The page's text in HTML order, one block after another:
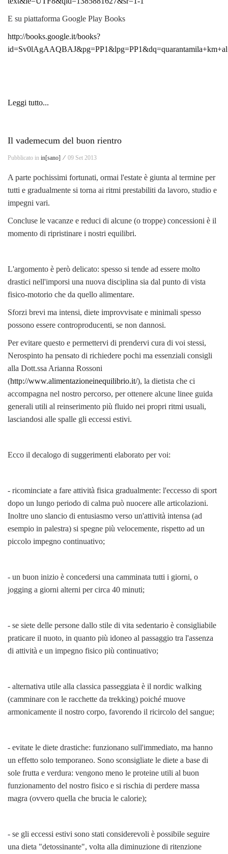
E su piattaforma Google Play Books
http://books.google.it/books?
Leggi tutto...
Il vademecum del buon rientro
Pubblicato in in[sano] ⁄ 09 Set 2013
A parte pochissimi fortunati, ormai l'estate è giunta al termine per
tutti e gradualmente si torna ai ritmi prestabiliti da lavoro, studio e
impegni vari.
Concluse le vacanze e reduci di alcune (o troppe) concessioni è il
momento di ripristinare i nostri equilibri.
L'argomento è però delicato: spesso si tende ad essere molto
drastici nell'imporsi una nuova disciplina sia dal punto di vista
fisico-motorio che da quello alimentare.
Sforzi brevi ma intensi, diete improvvisate e minimali spesso
possono essere controproducenti, se non dannosi.
Per evitare questo e permettervi di prendervi cura di voi stessi,
Nerospinto ha pensato di richiedere pochi ma essenziali consigli
alla Dott.ssa Arianna Rossoni
(http://www.alimentazioneinequilibrio.it/), la dietista che ci
accompagna nel nostro percorso, per ottenere alcune linee guida
generali utili al reinserimento più fluido nei propri ritmi usuali,
lasciandosi alle spalle gli eccessi estivi.
Ecco il decalogo di suggerimenti elaborato per voi:
- ricominciate a fare attività fisica gradualmente: l'eccesso di sport
dopo un lungo periodo di calma può nuocere alle articolazioni.
Inoltre uno slancio di entusiasmo verso un'attività intensa (ad
esempio in palestra) si spegne più velocemente, rispetto ad un
piccolo impegno continuativo;
- un buon inizio è concedersi una camminata tutti i giorni, o
jogging a giorni alterni per circa 40 minuti;
- se siete delle persone dallo stile di vita sedentario è consigliabile
praticare il nuoto, in quanto più idoneo al passaggio tra l'assenza
di attività e un impegno fisico più continuativo;
- alternativa utile alla classica passeggiata è il nordic walking
(camminare con le racchette da trekking) poiché muove
armonicamente il nostro corpo, favorendo il ricircolo del sangue;
- evitate le diete drastiche: funzionano sull'immediato, ma hanno
un effetto solo temporaneo. Sono sconsigliate le diete a base di
sole frutta e verdura: vengono meno le proteine utili al buon
funzionamento del nostro fisico e si rischia di perdere massa
magra (ovvero quella che brucia le calorie);
- se gli eccessi estivi sono stati considerevoli è possibile seguire
una dieta "detossinante", volta alla diminuzione di ritenzione